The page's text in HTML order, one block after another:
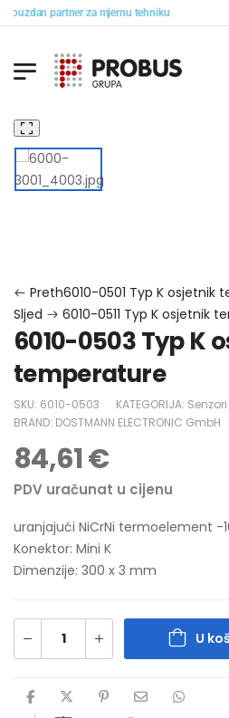
partner za mjernu tehniku
Preth6010-0501 Typ K osjetnik
Sljed
6010-0511 Typ K osjetnik
6010-0503 Typ K
temperature
SKU: 6010-0503 KATEGORIJA:
BRAND: DOSTMANN ELECTRONIC GmbH
84,61€
PDV uračunat u cijenu
uranjajući NiCrNi termoelement -
Konektor: Mini K
Dimenzije: 300 x 3 mm
U